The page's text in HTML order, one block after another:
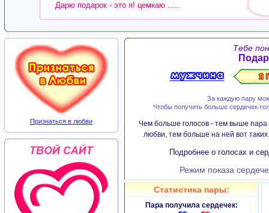
Дарю подарок - это я! цемкаю .....
Признаться в любви
Тебе
За каждую пару
Чтобы получить больше сердечек-
Чем больше голосов - тем выше пара
любви, тем больше на ней вот таких
Подробнее о голосах и
Режим показа
Статистика пары:
Пара получила сердечек: